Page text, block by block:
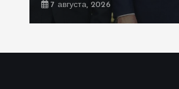
7 августа, 2026